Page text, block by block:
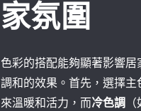
家氛圍
色彩的搭配能夠顯著影響
調和的效果。首先，選擇
來溫暖和活力，而冷色調